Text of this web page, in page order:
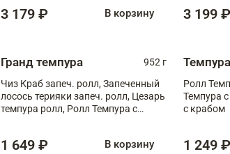
Тигровая креветка с моцареллой,
3 179 ₽ В корзину 3 199 ₽
Гранд темпура
952 г
Чиз Краб запеч. ролл, Запеченный
лосось терияки запеч. ролл, Цезарь
темпура ролл, Ролл Темпура с
1 649 ₽ В корзину
Ролл
Темпура
с крабом
1 249 ₽